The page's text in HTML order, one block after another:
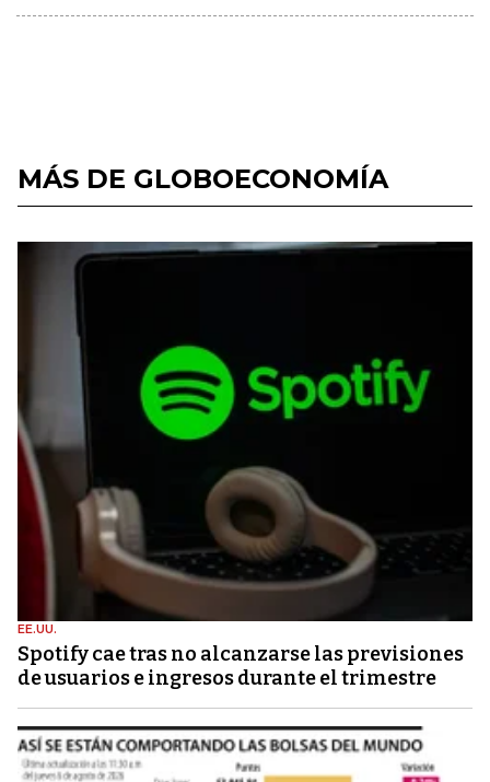
MÁS DE GLOBOECONOMÍA
EE.UU.
Spotify cae tras no alcanzarse las previsiones
de usuarios e ingresos durante el trimestre